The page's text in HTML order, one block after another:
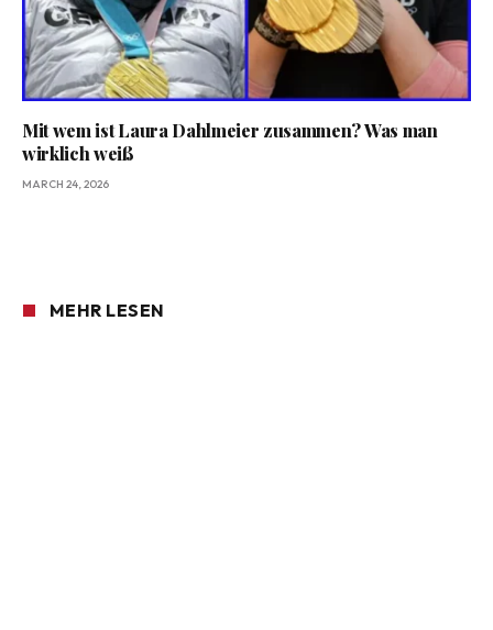
Mit wem ist Laura Dahlmeier zusammen? Was man
wirklich weiß
MARCH 24, 2026
MEHR LESEN